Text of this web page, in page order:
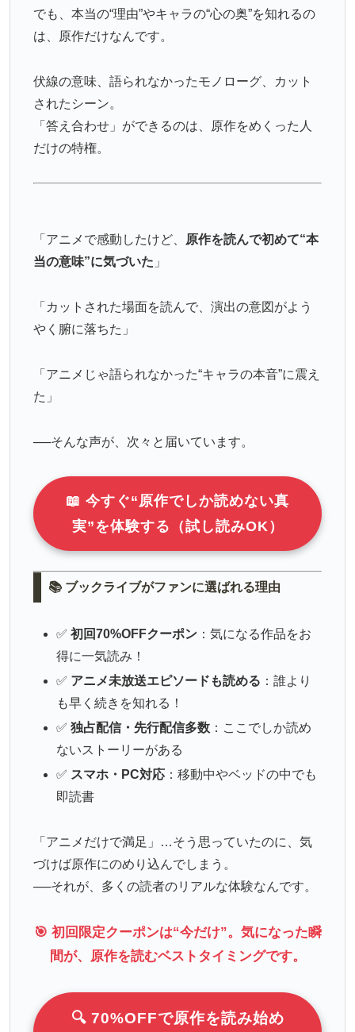
でも、本当の“理由”やキャラの“心の奥”を知れるの
は、原作だけなんです。
伏線の意味、語られなかったモノローグ、カット
されたシーン。
「答え合わせ」ができるのは、原作をめくった人
だけの特権。
「アニメで感動したけど、 原作を読んで初めて“本
当の意味”に気づいた 」
「カットされた場面を読んで、演出の意図がよう
やく腑に落ちた」
「アニメじゃ語られなかった“キャラの本音”に震え
た」
──そんな声が、次々と届いています。
📖 今すぐ“原作でしか読めない真
実”を体験する（試し読みOK）
📚 ブックライブがファンに選ばれる理由
✅ 初回70%OFFクーポン：気になる作品をお
得に一気読み！
✅ アニメ未放送エピソードも読める ：誰より
も早く続きを知れる！
✅ 独占配信・先行配信多数：ここでしか読め
ないストーリーがある
✅ スマホ・PC対応：移動中やベッドの中でも
即読書
「アニメだけで満足」…そう思っていたのに、気
づけば原作にのめり込んでしまう。
──それが、多くの読者のリアルな体験なんです。
🎯 初回限定クーポンは“今だけ”。気になった瞬
間が、原作を読むベストタイミングです。
🔍 70%OFFで原作を読み始め